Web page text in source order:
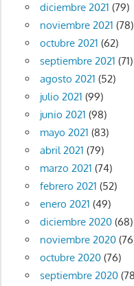
diciembre 2021 (79)
noviembre 2021 (78)
octubre 2021 (62)
septiembre 2021 (71)
agosto 2021 (52)
julio 2021 (99)
junio 2021 (98)
mayo 2021 (83)
abril 2021 (79)
marzo 2021 (74)
febrero 2021 (52)
enero 2021 (49)
diciembre 2020(68)
noviembre 2020
octubre 2020(76)
septiembre 2020